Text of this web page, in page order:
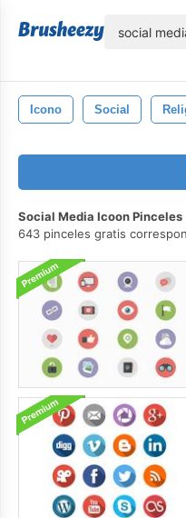
Icono Social
Social Media Icoon Pinceles
643 pinceles gratis